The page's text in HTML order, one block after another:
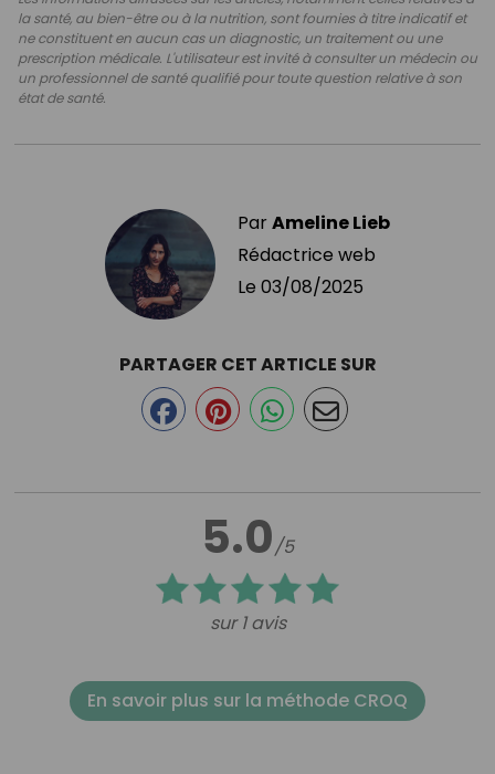
la santé, au bien-être ou à la nutrition, sont fournies à titre indicatif et
ne constituent en aucun cas un diagnostic, un traitement ou une
prescription médicale. L'utilisateur est invité à consulter un médecin ou
un professionnel de santé qualifié pour toute question relative à son
état de santé.
ParAmeline Lieb
Rédactrice web
Le 03/08/2025
5.0/5
sur 1 avis
PARTAGER CET ARTICLE SUR
En savoir plus sur la méthode CROQ